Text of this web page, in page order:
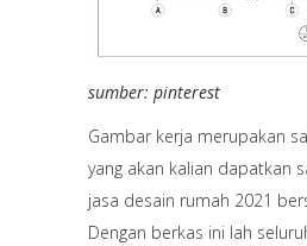
sumber: pinterest
Gambar kerja merupakan
yang akan kalian dapatkan
jasa desain rumah 2021
Dengan berkas ini lah